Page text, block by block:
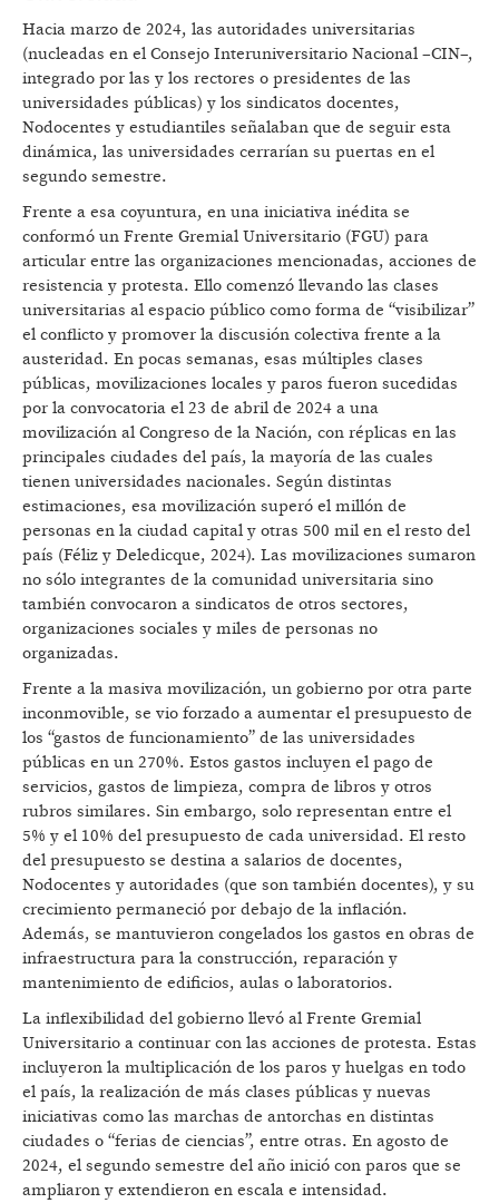
Hacia marzo de 2024, las autoridades universitarias
(nucleadas en el Consejo Interuniversitario Nacional –CIN–,
integrado por las y los rectores o presidentes de las
universidades públicas) y los sindicatos docentes,
Nodocentes y estudiantiles señalaban que de seguir esta
dinámica, las universidades cerrarían su puertas en el
segundo semestre.
Frente a esa coyuntura, en una iniciativa inédita se
conformó un Frente Gremial Universitario (FGU) para
articular entre las organizaciones mencionadas, acciones de
resistencia y protesta. Ello comenzó llevando las clases
universitarias al espacio público como forma de “visibilizar”
el conflicto y promover la discusión colectiva frente a la
austeridad. En pocas semanas, esas múltiples clases
públicas, movilizaciones locales y paros fueron sucedidas
por la convocatoria el 23 de abril de 2024 a una
movilización al Congreso de la Nación, con réplicas en las
principales ciudades del país, la mayoría de las cuales
tienen universidades nacionales. Según distintas
estimaciones, esa movilización superó el millón de
personas en la ciudad capital y otras 500 mil en el resto del
país (Féliz y Deledicque, 2024). Las movilizaciones sumaron
no sólo integrantes de la comunidad universitaria sino
también convocaron a sindicatos de otros sectores,
organizaciones sociales y miles de personas no
organizadas.
Frente a la masiva movilización, un gobierno por otra parte
inconmovible, se vio forzado a aumentar el presupuesto de
los “gastos de funcionamiento” de las universidades
públicas en un 270%. Estos gastos incluyen el pago de
servicios, gastos de limpieza, compra de libros y otros
rubros similares. Sin embargo, solo representan entre el
5% y el 10% del presupuesto de cada universidad. El resto
del presupuesto se destina a salarios de docentes,
Nodocentes y autoridades (que son también docentes), y su
crecimiento permaneció por debajo de la inflación.
Además, se mantuvieron congelados los gastos en obras de
infraestructura para la construcción, reparación y
mantenimiento de edificios, aulas o laboratorios.
La inflexibilidad del gobierno llevó al Frente Gremial
Universitario a continuar con las acciones de protesta. Estas
incluyeron la multiplicación de los paros y huelgas en todo
el país, la realización de más clases públicas y nuevas
iniciativas como las marchas de antorchas en distintas
ciudades o “ferias de ciencias”, entre otras. En agosto de
2024, el segundo semestre del año inició con paros que se
ampliaron y extendieron en escala e intensidad.